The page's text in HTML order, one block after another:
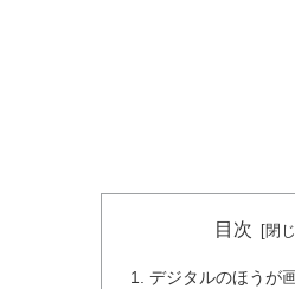
目次
デジタルのほうが